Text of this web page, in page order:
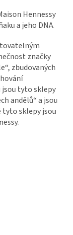
Hennessy
a jeho DNA.
značky
zbudovaných
jsou tyto sklepy
andělů“ a jsou
tyto sklepy jsou